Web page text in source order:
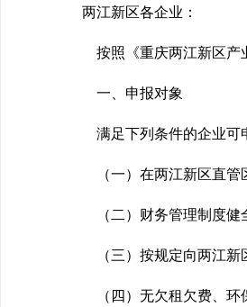
两江新区各企业：
按照《重庆两江新区产
一、申报对象
满足下列条件的企业可
（一）在两江新区直管
（二）财务管理制度健
（三）按规定向两江新
（四）无欠租欠费、环